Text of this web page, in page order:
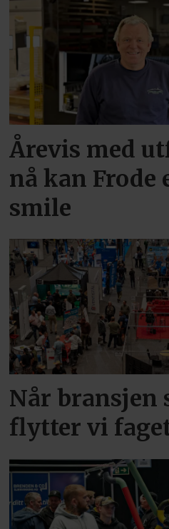
Årevis med
nå kan Frode
smile
Når bransjen
flytter vi